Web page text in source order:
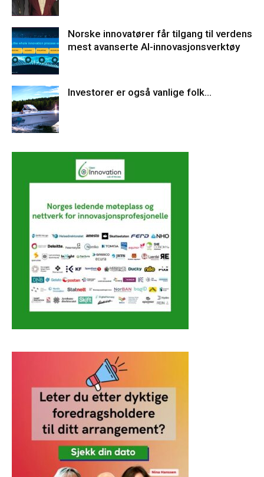
Norske innovatører får tilgang til verdens
mest avanserte AI-innovasjonsverktøy
Investorer er også vanlige folk…